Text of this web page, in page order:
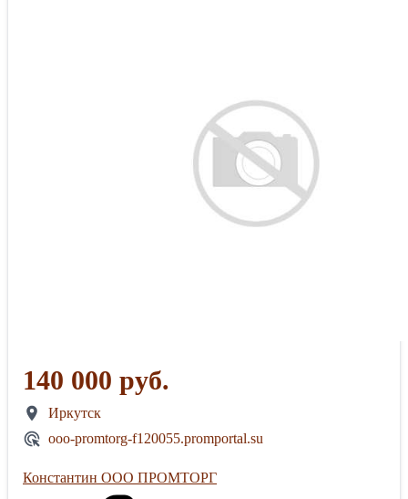
140 000 руб.
Иркутск
ooo-promtorg-f120055.promportal.su
Константин ООО ПРОМТОРГ